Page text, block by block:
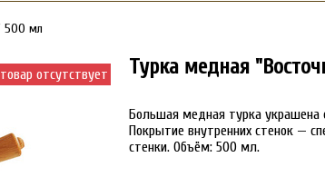
500 мл
товар отсутствует Турка медная
Большая медная турка украшена
Покрытие внутренних стенок —
стенки. Объём: 500 мл.